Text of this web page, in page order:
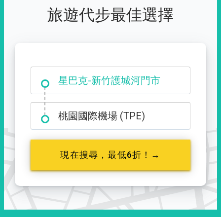
旅遊代步最佳選擇
大霸尖山登山口
桃園國際機場 (TPE)
現在搜尋，最低6折！→